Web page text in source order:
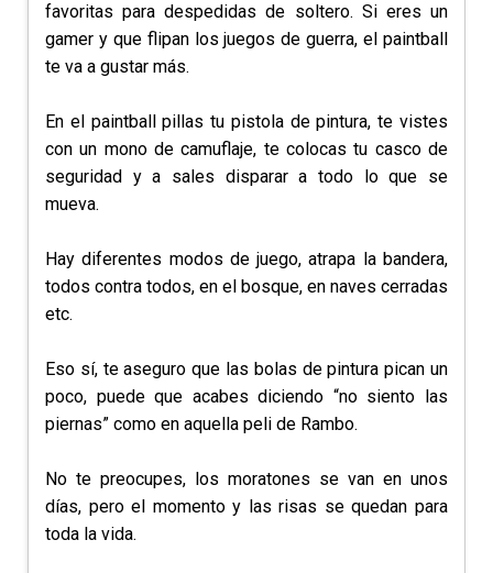
favoritas para despedidas de soltero. Si eres un
gamer y que flipan los juegos de guerra, el paintball
te va a gustar más.
En el paintball pillas tu pistola de pintura, te vistes
con un mono de camuflaje, te colocas tu casco de
seguridad y a sales disparar a todo lo que se
mueva.
Hay diferentes modos de juego, atrapa la bandera,
todos contra todos, en el bosque, en naves cerradas
etc.
Eso sí, te aseguro que las bolas de pintura pican un
poco, puede que acabes diciendo “no siento las
piernas” como en aquella peli de Rambo.
No te preocupes, los moratones se van en unos
días, pero el momento y las risas se quedan para
toda la vida.